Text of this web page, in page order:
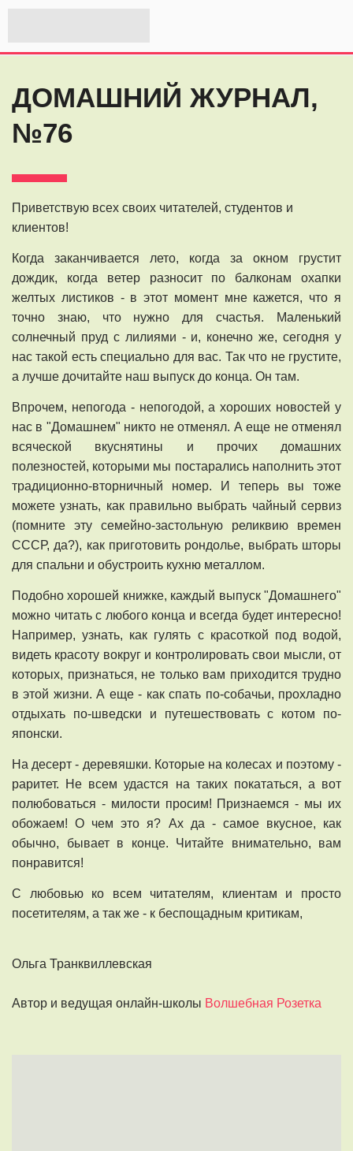
ДОМАШНИЙ ЖУРНАЛ,
№76
Приветствую всех своих читателей, студентов и
клиентов!
Когда заканчивается лето, когда за окном грустит
дождик, когда ветер разносит по балконам охапки
желтых листиков - в этот момент мне кажется, что я
точно знаю, что нужно для счастья. Маленький
солнечный пруд с лилиями - и, конечно же, сегодня у
нас такой есть специально для вас. Так что не грустите,
а лучше дочитайте наш выпуск до конца. Он там.
Впрочем, непогода - непогодой, а хороших новостей у
нас в "Домашнем" никто не отменял. А еще не отменял
всяческой вкуснятины и прочих домашних
полезностей, которыми мы постарались наполнить этот
традиционно-вторничный номер. И теперь вы тоже
можете узнать, как правильно выбрать чайный сервиз
(помните эту семейно-застольную реликвию времен
СССР, да?), как приготовить рондолье, выбрать шторы
для спальни и обустроить кухню металлом.
Подобно хорошей книжке, каждый выпуск "Домашнего"
можно читать с любого конца и всегда будет интересно!
Например, узнать, как гулять с красоткой под водой,
видеть красоту вокруг и контролировать свои мысли, от
которых, признаться, не только вам приходится трудно
в этой жизни. А еще - как спать по-собачьи, прохладно
отдыхать по-шведски и путешествовать с котом по-
японски.
На десерт - деревяшки. Которые на колесах и поэтому -
раритет. Не всем удастся на таких покататься, а вот
полюбоваться - милости просим! Признаемся - мы их
обожаем! О чем это я? Ах да - самое вкусное, как
обычно, бывает в конце. Читайте внимательно, вам
понравится!
С любовью ко всем читателям, клиентам и просто
посетителям, а так же - к беспощадным критикам,
Ольга Транквиллевская
Автор и ведущая онлайн-школы Волшебная Розетка